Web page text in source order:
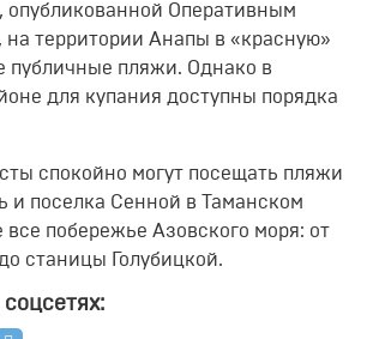
опубликованной Оперативным
на территории Анапы в «красную»
публичные пляжи. Однако в
для купания доступны порядка
спокойно могут посещать пляжи
и поселка Сенной в Таманском
все побережье Азовского моря: от
станицы Голубицкой.